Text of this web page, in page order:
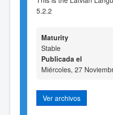
5.2.2
Maturity
Stable
Publicada el
Miércoles, 27
Ver archivos